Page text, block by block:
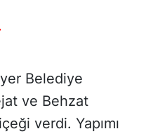
Belediye
ve Behzat
verdi. Yapımı